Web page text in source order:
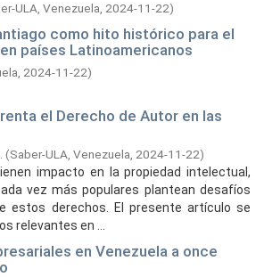
ULA, Venezuela, 2024-11-22)
como hito histórico para el
países Latinoamericanos
2024-11-22)
el Derecho de Autor en las
(Saber-ULA, Venezuela, 2024-11-22)
impacto en la propiedad intelectual,
vez más populares plantean desafíos
estos derechos. El presente artículo se
relevantes en ...
en Venezuela a once